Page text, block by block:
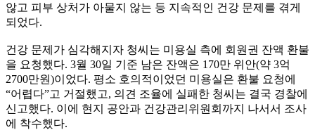
않고 피부 상처가 아물지 않는 등 지속적인 건강 문제를 겪게
되었다.
건강 문제가 심각해지자 청씨는 미용실 측에 회원권 잔액 환불
을 요청했다. 3월 30일 기준 남은 잔액은 170만 위안(약 3억
2700만원)이었다. 평소 호의적이었던 미용실은 환불 요청에
“어렵다”고 거절했고, 의견 조율에 실패한 청씨는 결국 경찰에
신고했다. 이에 현지 공안과 건강관리위원회까지 나서서 조사
에 착수했다.